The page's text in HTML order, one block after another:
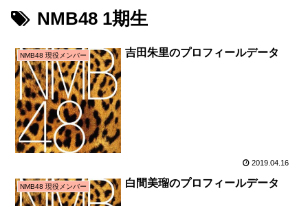
NMB48 1期生
NMB48 現役メンバー 吉田朱里のプロフィールデータ
2019.04.16
NMB48 現役メンバー 白間美瑠のプロフィールデータ